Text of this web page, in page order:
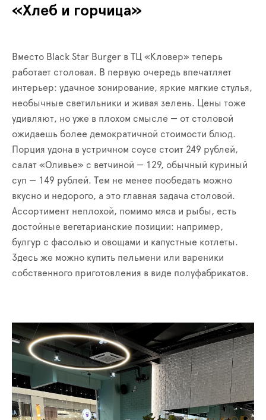
«Хлеб и горчица»
Вместо Black Star Burger в ТЦ «Кловер» теперь
работает столовая. В первую очередь впечатляет
интерьер: удачное зонирование, яркие мягкие стулья,
необычные светильники и живая зелень. Цены тоже
удивляют, но уже в плохом смысле — от столовой
ожидаешь более демократичной стоимости блюд.
Порция удона в устричном соусе стоит 249 рублей,
салат «Оливье» с ветчиной — 129, обычный куриный
суп — 149 рублей. Тем не менее пообедать можно
вкусно и недорого, а это главная задача столовой.
Ассортимент неплохой, помимо мяса и рыбы, есть
достойные вегетарианские позиции: например,
булгур с фасолью и овощами и капустные котлеты.
Здесь же можно купить пельмени или вареники
собственного приготовления в виде полуфабрикатов.